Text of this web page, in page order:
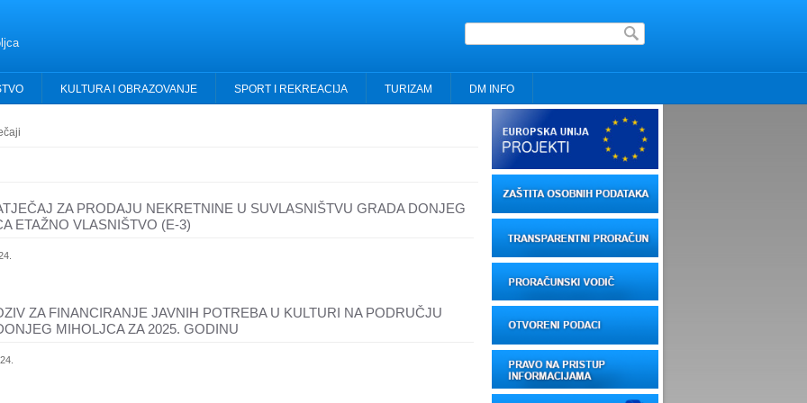
Obrazac pretrage
KULTURA I OBRAZOVANJE SPORT I REKREACIJA TURIZAM DM INFO
ZA PRODAJU NEKRETNINE U SUVLASNIŠTVU GRADA DONJEG
ETAŽNO VLASNIŠTVO (E-3)
ZA FINANCIRANJE JAVNIH POTREBA U KULTURI NA PODRUČJU
MIHOLJCA ZA 2025. GODINU